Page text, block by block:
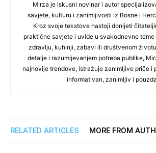
Mirza je iskusni novinar i autor
savjete, kulturu i zanimljivosti iz Bosne i
Kroz svoje tekstove nastoji donijeti
praktične savjete i uvide u svakodnevne teme
zdravlju, kuhinji, zabavi ili društvenom
detalje i razumijevanjem potreba publike,
najnovije trendove, istražuje zanimljive priče i
informativan, zanimljiv i
RELATED ARTICLES MORE FROM